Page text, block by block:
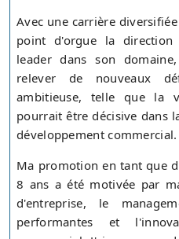
Avec une carrière
point d'orgue la direction
leader dans son
relever de nouveaux
ambitieuse, telle que la
pourrait être décisive dans
développement commercial.
Ma promotion en tant que
8 ans a été motivée par
d'entreprise, le
performantes et